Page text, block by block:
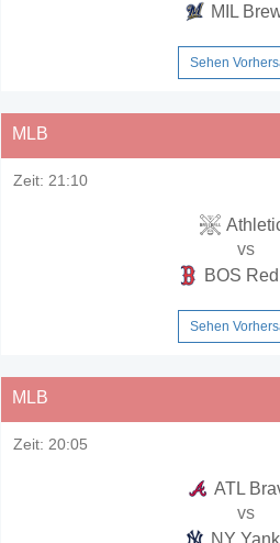
MIL
Sehen
MLB
Zeit: 21:10
vs
BOS
Sehen
MLB
Zeit: 20:05
ATL
vs
NY